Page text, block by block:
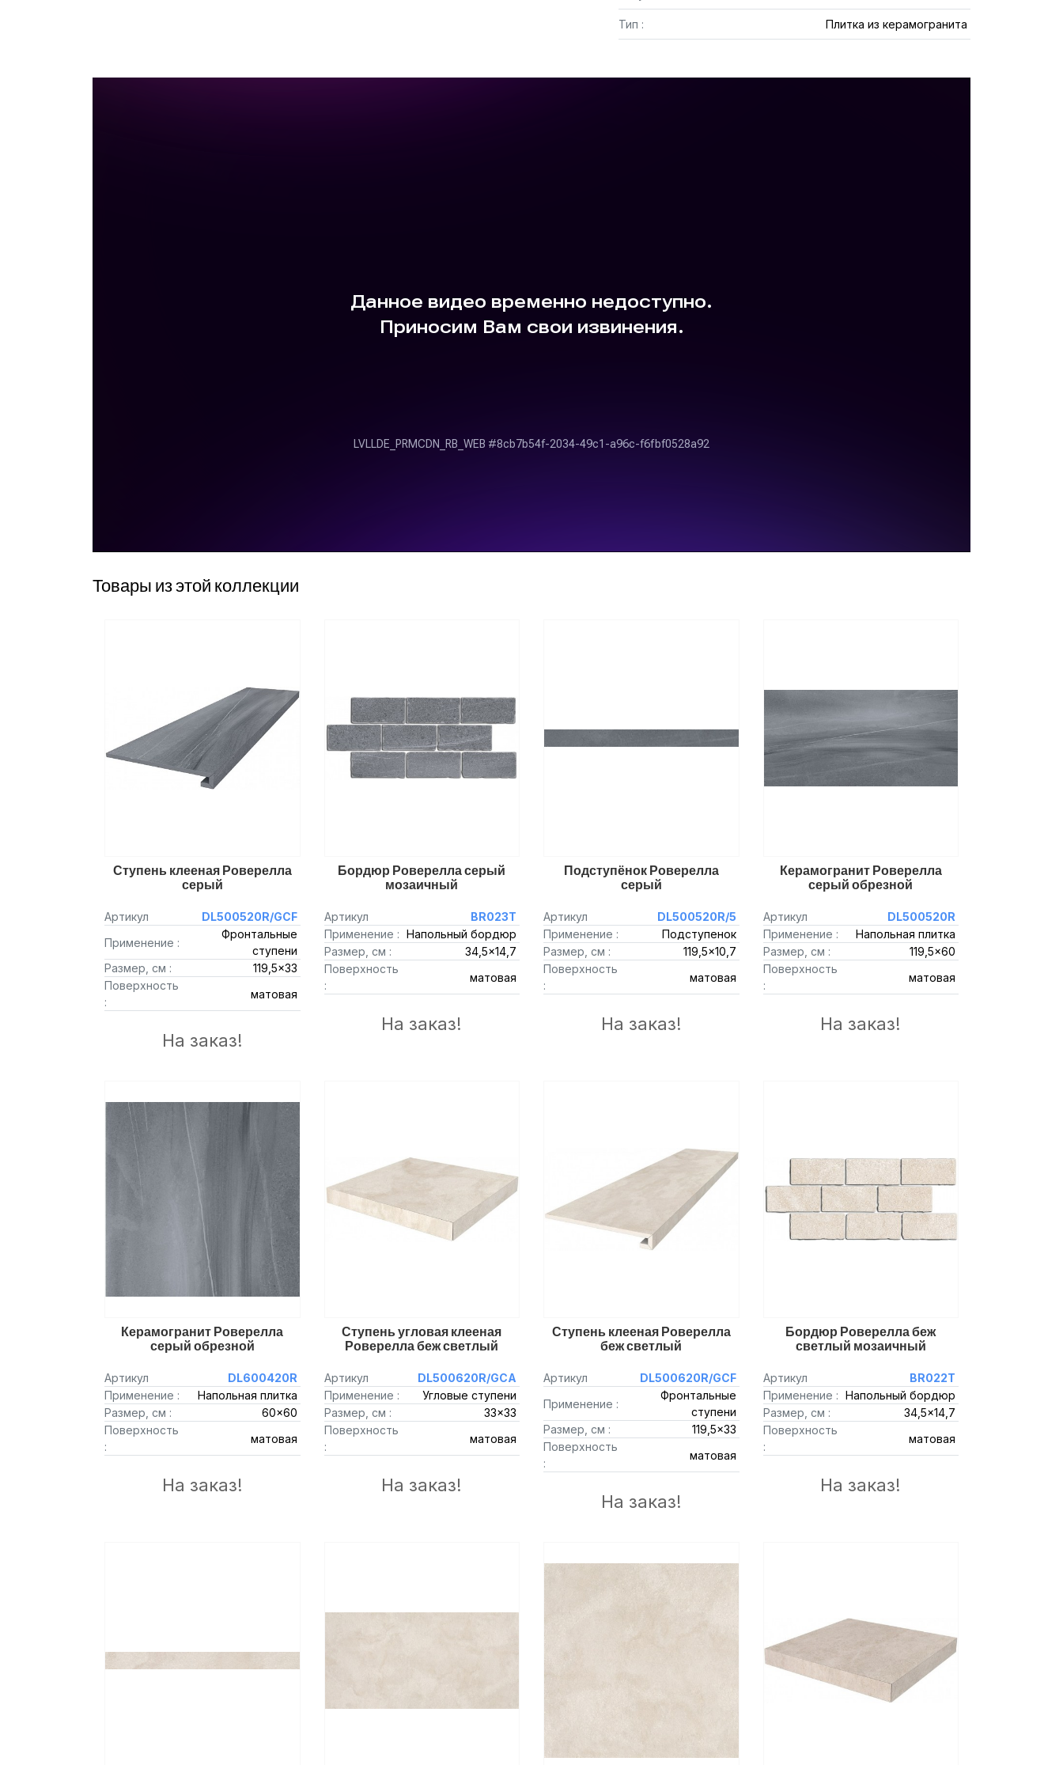
Тип : Плитка из керамогранита
Товары из этой коллекции
Ступень клееная Роверелла
серый
Артикул
DL500520R/GCF
Применение :
Фронтальные
ступени
Размер, см :
119,5x33
Поверхность
:
матовая
На заказ!
Бордюр Роверелла серый
мозаичный
Артикул
BR023T
Применение : Напольный бордюр
Размер, см :
34,5x14,7
Поверхность
:
матовая
На заказ!
Подступёнок Роверелла
серый
Артикул
DL500520R/5
Применение :
Подступенок
Размер, см :
119,5x10,7
Поверхность
:
матовая
На заказ!
Керамогранит Роверелла
серый обрезной
Артикул
DL500520R
Применение :
Напольная плитка
Размер, см :
119,5x60
Поверхность
:
матовая
На заказ!
Керамогранит Роверелла
серый обрезной
Артикул
DL600420R
Применение :
Напольная плитка
Размер, см :
60x60
Поверхность
:
матовая
На заказ!
Ступень угловая клееная
Роверелла беж светлый
Артикул
DL500620R/GCA
Применение :
Угловые ступени
Размер, см :
33x33
Поверхность
:
матовая
На заказ!
Ступень клееная Роверелла
беж светлый
Артикул
DL500620R/GCF
Применение :
Фронтальные
ступени
Размер, см :
119,5x33
Поверхность
:
матовая
На заказ!
Бордюр Роверелла беж
светлый мозаичный
Артикул
BR022T
Применение : Напольный бордюр
Размер, см :
34,5x14,7
Поверхность
:
матовая
На заказ!